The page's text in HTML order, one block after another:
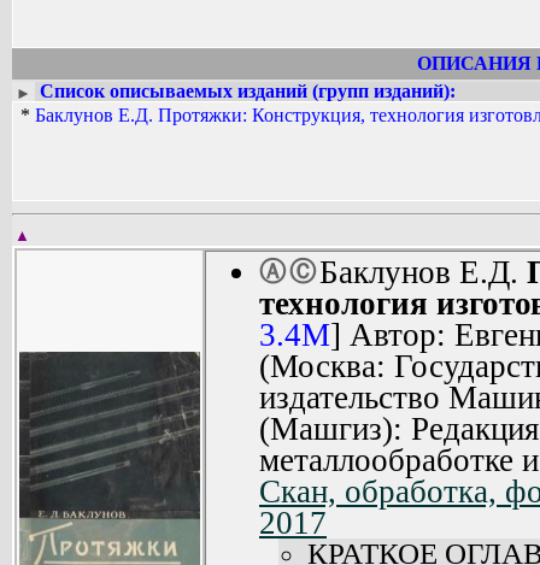
ОПИСАНИЯ
►
Список описываемых изданий (групп изданий):
* Баклунов Е.Д. Протяжки: Конструкция, технология
▲
ⒶⒸБаклунов Е.Д.
технология
3.4M] Автор:
(Москва:
издательство
(Машгиз):
металлообработке
Скан, обработка,
2017
КРАТКОЕ